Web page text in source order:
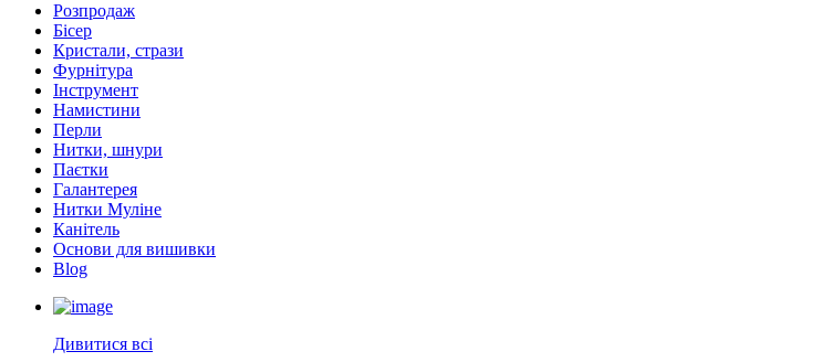
Розпродаж
Бісер
Кристали, стрази
Фурнітура
Інструмент
Намистини
Перли
Нитки, шнури
Паєтки
Галантерея
Нитки Муліне
Канітель
Основи для вишивки
Blog
Дивитися всі